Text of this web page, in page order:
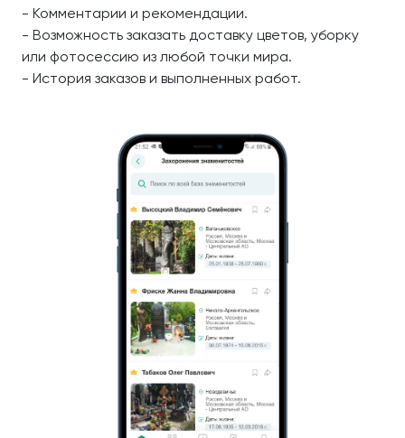
- Комментарии и рекомендации.
- Возможность заказать доставку цветов, уборку
или фотосессию из любой точки мира.
- История заказов и выполненных работ.